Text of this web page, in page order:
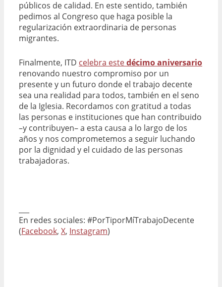
públicos de calidad. En este sentido, también
pedimos al Congreso que haga posible la
regularización extraordinaria de personas
migrantes.
Finalmente, ITD celebra estedécimo aniversario
renovando nuestro compromiso por un
presente y un futuro donde el trabajo decente
sea una realidad para todos, también en el seno
de la Iglesia. Recordamos con gratitud a todas
las personas e instituciones que han contribuido
–y contribuyen– a esta causa a lo largo de los
años y nos comprometemos a seguir luchando
por la dignidad y el cuidado de las personas
trabajadoras.
En redes sociales: #PorTiporMíTrabajoDecente
(Facebook, X, Instagram)